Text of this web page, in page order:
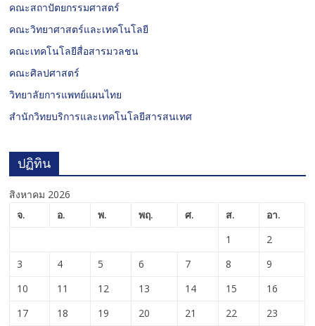
คณะสถาปัตยกรรมศาสตร์
คณะวิทยาศาสตร์และเทคโนโลยี
คณะเทคโนโลยีสื่อสารมวลชน
คณะศิลปศาสตร์
วิทยาลัยการแพทย์แผนไทย
สำนักวิทยบริการและเทคโนโลยีสารสนเทศ
ปฏิทิน
สิงหาคม 2026
จ.
อ. พ. พฤ. ศ. ส. อา.
1
2
3
4 5 6 7 8
9
10
11 12 13 14 15
16
17
18 19 20 21 22
23